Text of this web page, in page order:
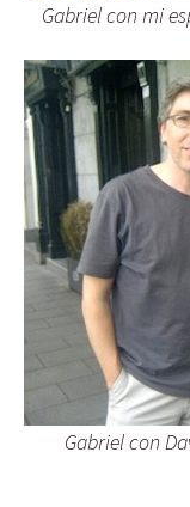
Gabriel con mi
Gabriel con